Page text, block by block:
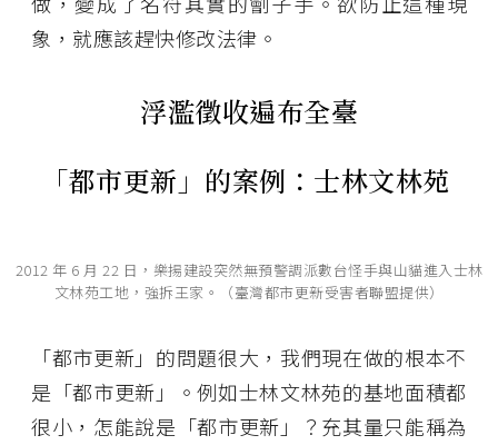
象，就應該趕快修改法律。
浮濫徵收遍布全臺
「都市更新」的案例：士林文林苑
2012 年 6 月 22 日，樂揚建設突然無預警調派數台怪手與山貓進入士林
文林苑工地，強拆王家。（臺灣都市更新受害者聯盟提供）
「都市更新」的問題很大，我們現在做的根本不
是「都市更新」。例如士林文林苑的基地面積都
很小，怎能說是「都市更新」？充其量只能稱為